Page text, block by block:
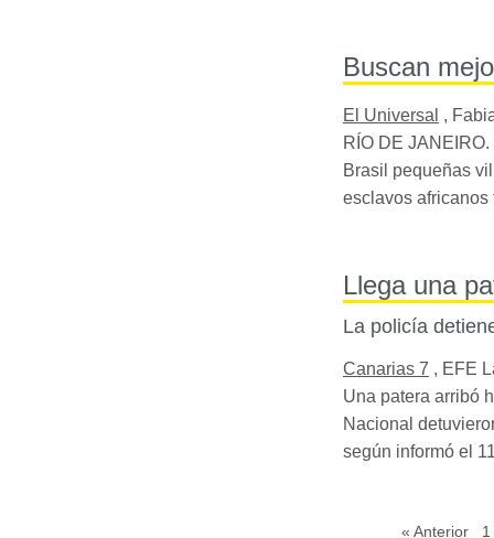
Buscan
El Universal ,
RÍO DE JANEIRO
Brasil pequeñas
esclavos
Llega una
La policía
Canarias 7 , EFE
Una patera arribó
Nacional
según informó el
« Anterior 1